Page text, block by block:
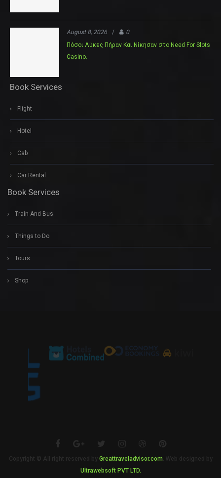
August 8, 2026 /
0
Πόσοι Λύκες Πήραν Και Νίκησαν στο Need For Slots
Casino.
Book Services
Flight
Hotel
Cab
Car Rental
Book Services
Train And Bus
Things to Do
Tours
Shop
Copyright © All right reserved by Greattraveladvisor.com . Web designed by
Ultrawebsoft PVT LTD.